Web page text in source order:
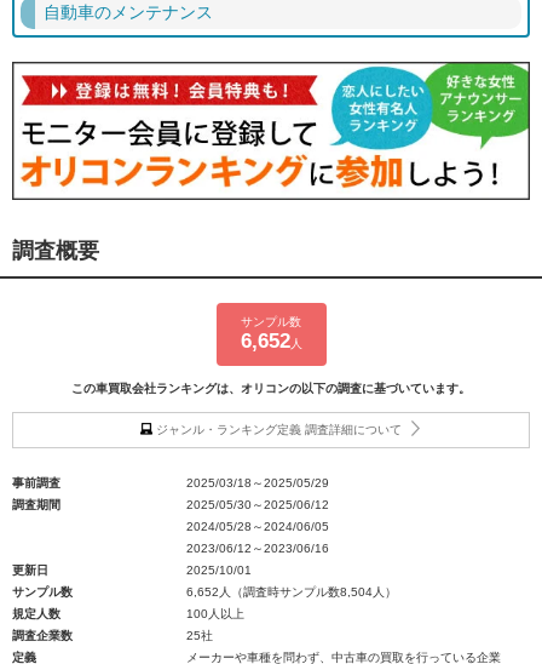
自動車のメンテナンス
調査概要
サンプル数
6,652人
この車買取会社ランキングは、オリコンの以下の調査に基づいています。
ジャンル・ランキング定義 調査詳細について
事前調査
2025/03/18～2025/05/29
調査期間
2025/05/30～2025/06/12
2024/05/28～2024/06/05
2023/06/12～2023/06/16
更新日
2025/10/01
サンプル数
6,652人（調査時サンプル数8,504人）
規定人数
100人以上
調査企業数
25社
定義
メーカーや車種を問わず、中古車の買取を行っている企業